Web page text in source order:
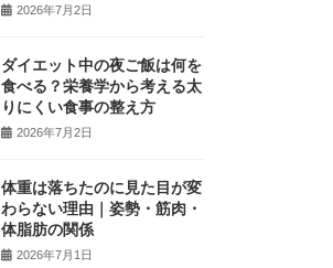
2026年7月2日
ダイエット中の夜ご飯は何を
食べる？栄養学から考える太
りにくい食事の整え方
2026年7月2日
体重は落ちたのに見た目が変
わらない理由｜姿勢・筋肉・
体脂肪の関係
2026年7月1日